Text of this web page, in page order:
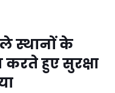
स्थानों के
हुए सुरक्षा